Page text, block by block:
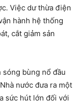
Việc dư thừa điện
hành hệ thống
cắt giảm sản
bùng nổ đầu
nước đưa ra một
sức hút lớn đối với